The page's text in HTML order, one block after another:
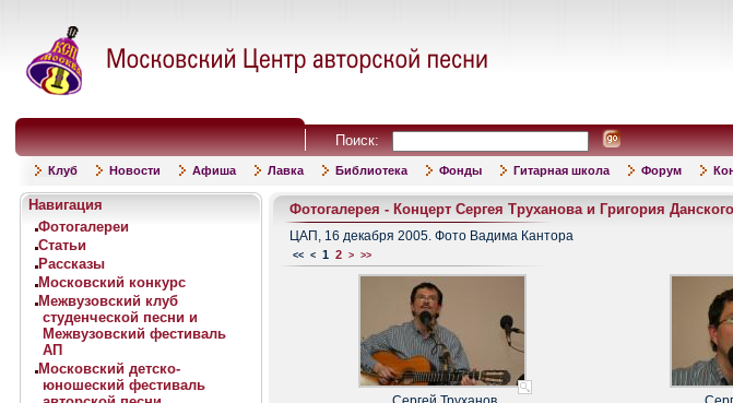
Поиск:
Клуб Новости Афиша Лавка Библиотека Фонды Гитарная школа Форум
Навигация
Фотогалереи
Статьи
Рассказы
Московский конкурс
Межвузовский клуб
студенческой песни и
Межвузовский фестиваль
АП
Московский детско-
юношеский фестиваль
Фотогалерея - Концерт Сергея Труханова и Григория Данского
ЦАП, 16 декабря 2005. Фото Вадима Кантора
<< < 1 2 > >>